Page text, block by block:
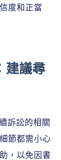
度和正當
建議尋
訴訟的相關
節都需小心
，以免因書